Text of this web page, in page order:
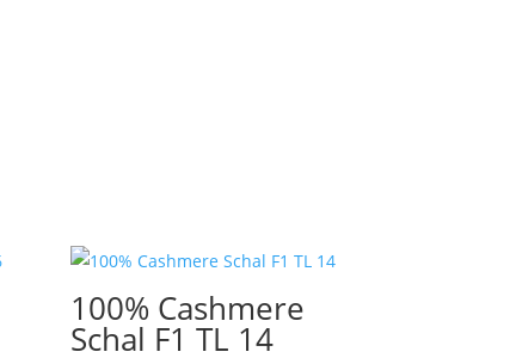
100% Cashmere
Schal F1 TL 14